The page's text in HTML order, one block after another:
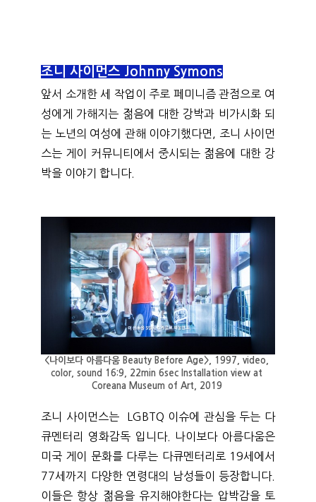
조니 사이먼스 Johnny Symons
앞서 소개한 세 작업이 주로 페미니즘 관점으로 여
성에게 가해지는 젊음에 대한 강박과 비가시화 되
는 노년의 여성에 관해 이야기했다면, 조니 사이먼
스는 게이 커뮤니티에서 중시되는 젊음에 대한 강
박을 이야기 합니다.
<나이보다 아름다움 Beauty Before Age>, 1997, video,
color, sound 16:9, 22min 6sec Installation view at
Coreana Museum of Art, 2019
조니 사이먼스는  LGBTQ 이슈에 관심을 두는 다
큐멘터리 영화감독 입니다. 나이보다 아름다움은
미국 게이 문화를 다루는 다큐멘터리로 19세에서
77세까지 다양한 연령대의 남성들이 등장합니다.
이들은 항상 젊음을 유지해야한다는 압박감을 토